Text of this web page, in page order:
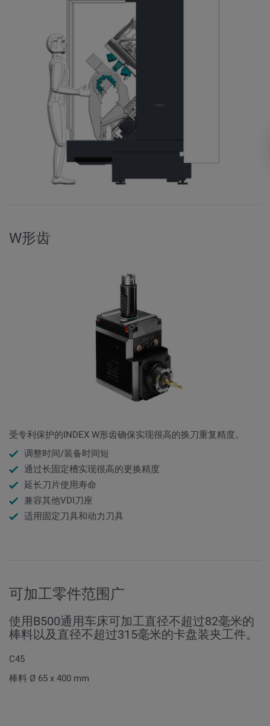
W形齿
受专利保护的INDEX W形齿确保实现很高的换刀重复精度。
调整时间/装备时间短
通过长固定槽实现很高的更换精度
延长刀片使用寿命
兼容其他VDI刀座
适用固定刀具和动力刀具
可加工零件范围广
使用B500通用车床可加工直径不超过82毫米的
棒料以及直径不超过315毫米的卡盘装夹工件。
C45
棒料 Ø 65 x 400 mm